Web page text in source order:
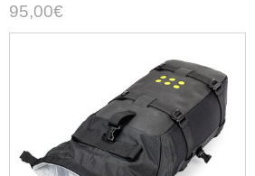
95,00€